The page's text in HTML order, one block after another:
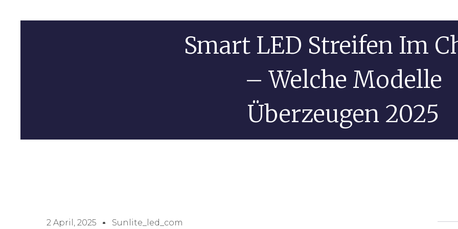
Smart LED Streifen Im
– Welche Modelle
Überzeugen 2025
2 April, 2025 Sunlite_led_com